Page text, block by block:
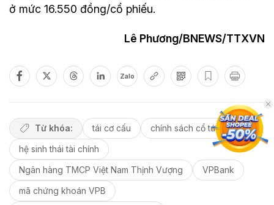
ở mức 16.550 đồng/cổ phiếu.
Lê Phương/BNEWS/TTXVN
Zalo
Từ khóa: tái cơ cấu
chính sách cổ tức
hệ sinh thái tài chính
Ngân hàng TMCP Việt Nam Thịnh Vượng
VPBank
mã chứng khoán VPB